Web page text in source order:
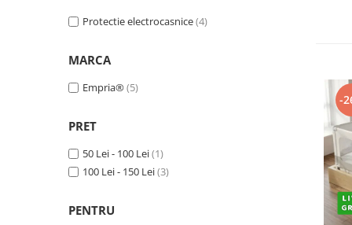
Poarta siguranta copii
Protectii exterior
Echipament protectie bicicleta si
Protectie electrocasnice(4)
MARCA
Empria®(5)
PRET
50 Lei - 100 Lei(1)
100 Lei - 150 Lei(3)
PENTRU
-